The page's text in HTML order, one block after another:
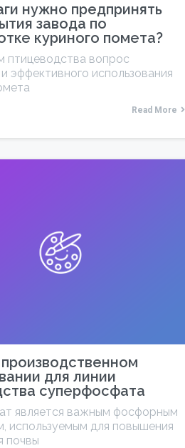
нужно предпринять
завода по
куриного помета?
птицеводства вопрос
эффективного использования
Read More
для линии
суперфосфата
является важным фосфорным
используемым для повышения
почвы